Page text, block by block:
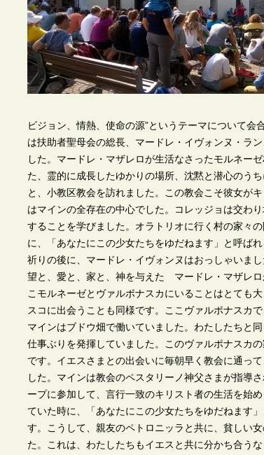
ビジョン、情熱、使命の源”というテーマについて
は扶助者聖母会の総長、マードレ・イヴォンヌ・ラ
した。マードレ・マザレロが生活なさったモルネー
た、霊的に成長したゆかりの場所、沈黙と潜心のう
と、小教区教会を訪れました。この教会こそ彼女が
はマインの全存在の中心でした。コレッジョは交わ
することを学びました。オラトリオに行く村の家々
に、「あなたにこの少女たちをゆだねます」と呼ば
祈りの後に、マードレ・イヴォンヌはおっしゃいま
望と、愛と、家と、神を与えた マードレ・マザレ
こモルネーゼとヴァルポナスカにいることはとても
スコに出会うことも同様です。ここヴァルポナスカ
マインはブドウ畑で働いていました。わたしたちと
仕事ぶりを発揮していました。このヴァルポナスカ
です。イエスさまとの出会いに毎朝早く教会に通っ
した。マインは教会のペスタリーノ神父さまが指導
ープに参加して、言行一致のキリスト者の生活を始
ていた時に、「あなたにこの少女たちをゆだねます
す。こうして、親友のペトロニッラと共に、貧しい
た。これは、わたしたちもイエスと共に分かち合う